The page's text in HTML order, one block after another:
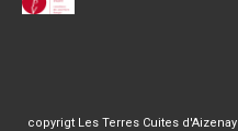
copyrigt Les Terres Cuites d'Aizenay